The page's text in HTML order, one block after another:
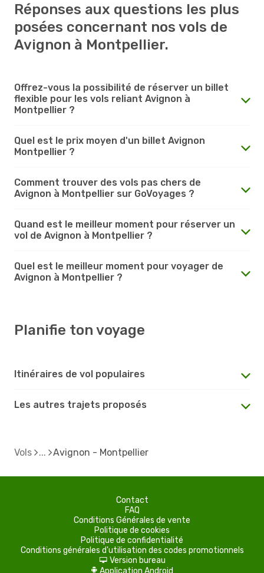
Réponses aux questions les plus
posées concernant nos vols de
Avignon à Montpellier.
Offrez-vous la possibilité de réserver un billet
flexible pour les vols reliant Avignon à
Montpellier ?
Quel est le prix moyen d'un billet Avignon
Montpellier ?
Comment trouver des vols pas chers de
Avignon à Montpellier sur GoVoyages ?
Quand est le meilleur moment pour réserver un
vol de Avignon à Montpellier ?
Quel est le meilleur moment pour voyager de
Avignon à Montpellier ?
Planifie ton voyage
Itinéraires de vol populaires
Les autres trajets proposés
Vols Avignon - Montpellier
Contact
FAQ
Conditions Générales de vente
Politique de cookies
Politique de confidentialité
Conditions générales d'utilisation des codes promotionnels
d Version bureau
A Application Android